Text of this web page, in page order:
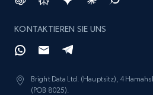
Reviews count shop, Reviews
1.9K+
KONTAKTIEREN SIE UNS
Bright Data Ltd. (Hauptsitz), 4
(POB 8025).